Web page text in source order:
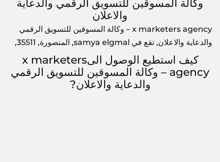
وكالة المسوقين للتسويق الرقمي والدعاية
والاعلان
x marketers agency – وكالة المسوقين للتسويق الرقمي
والدعاية والاعلان, تقع في samya elgmal, المنصورة, 35511,
كيف استطيع الوصول الىx marketers
agency – وكالة المسوقين للتسويق الرقمي
والدعاية والاعلان?